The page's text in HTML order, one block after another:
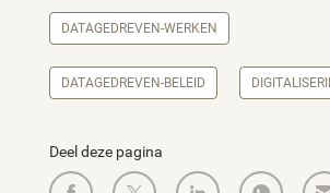
DATAGEDREVEN-WERKEN
DATAGEDREVEN-BELEID
Deel deze pagina